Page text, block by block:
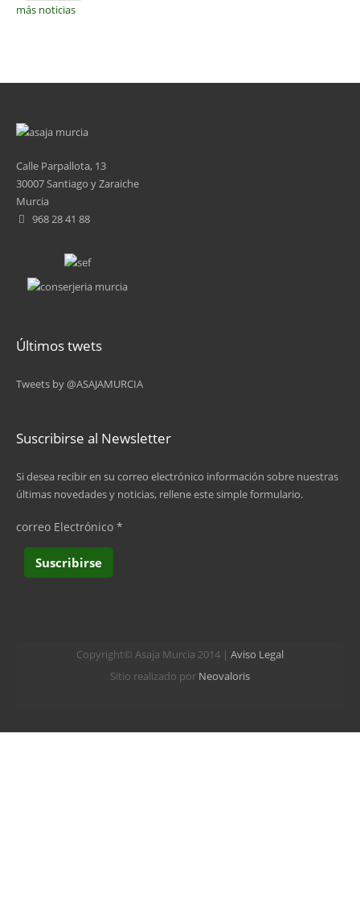
más noticias
Calle Parpallota, 13
30007 Santiago y Zaraiche
Murcia
968 28 41 88
Últimos twets
Tweets by @ASAJAMURCIA
Suscribirse al Newsletter
Si desea recibir en su correo electrónico información sobre nuestras
últimas novedades y noticias, rellene este simple formulario.
correo Electrónico *
Copyright© Asaja Murcia 2014 | Aviso Legal
Sitio realizado por Neovaloris